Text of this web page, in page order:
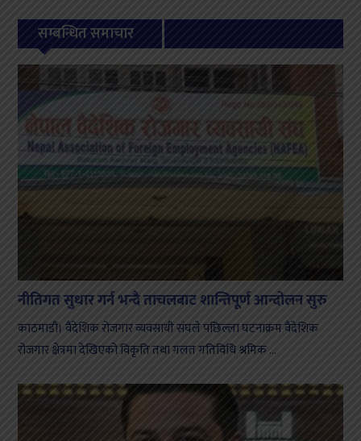
सम्बन्धित समाचार
नीतिगत सुधार गर्न भन्दै ताचलबाट शान्तिपूर्ण आन्दोलन सुरु
काठमाडौं। वैदेशिक रोजगार व्यवसायी संघले पछिल्ला घटनाक्रम वैदेशिक
रोजगार क्षेत्रमा देखिएको विकृति तथा गलत गतिविधि श्रमिक ...